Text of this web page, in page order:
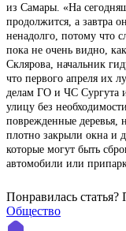
из Самары. «На
продолжится, а завтра
ненадолго, потому что
пока не очень видно,
Склярова, начальник
что первого апреля их
делам ГО и ЧС Сургута
улицу без
поврежденные деревья,
плотно закрыли окна и
которые могут быть
автомобили или
Понравилась статья?
Общество